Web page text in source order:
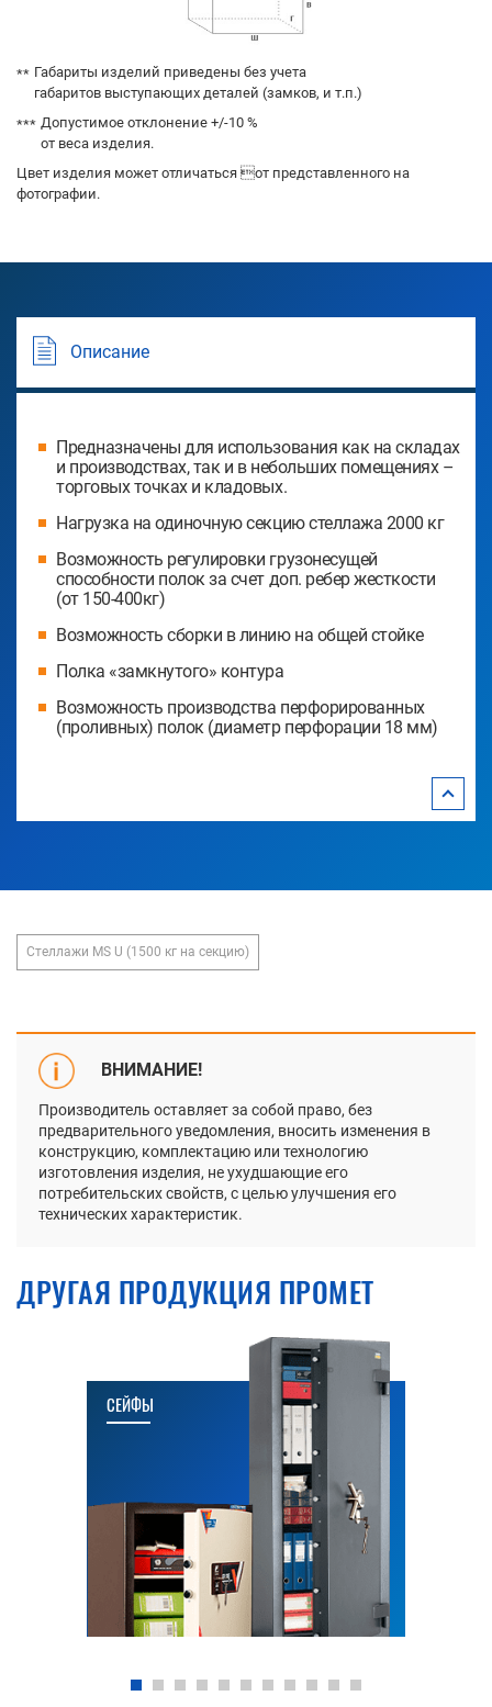
Габариты изделий приведены без учета
габаритов выступающих деталей (замков, и т.п.)
Допустимое отклонение +/-10 %
от веса изделия.
Цвет изделия может отличаться от представленного на
фотографии.
Описание
Предназначены для использования как на складах
и производствах, так и в небольших помещениях –
торговых точках и кладовых.
Нагрузка на одиночную секцию стеллажа 2000 кг
Возможность регулировки грузонесущей
способности полок за счет доп. ребер жесткости
(от 150-400кг)
Возможность сборки в линию на общей стойке
Полка «замкнутого» контура
Возможность производства перфорированных
(проливных) полок (диаметр перфорации 18 мм)
Стеллажи MS U (1500 кг на секцию)
ВНИМАНИЕ!
Производитель оставляет за собой право, без
предварительного уведомления, вносить изменения в
конструкцию, комплектацию или технологию
изготовления изделия, не ухудшающие его
потребительских свойств, с целью улучшения его
технических характеристик.
ДРУГАЯ ПРОДУКЦИЯ ПРОМЕТ
СЕЙФЫ